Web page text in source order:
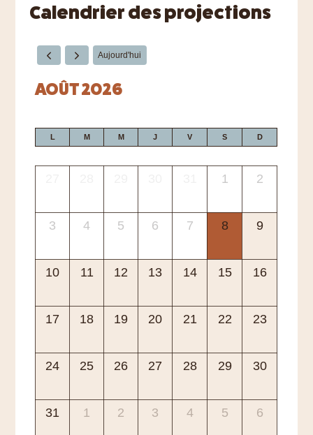
Calendrier des projections
Aujourd'hui
AOÛT 2026
L M M J V S D
1 2
3 4 5 6 7 8 9
10 11 12 13 14 15 16
17 18 19 20 21 22 23
24 25 26 27 28 29 30
31 1 2 3 4 5 6